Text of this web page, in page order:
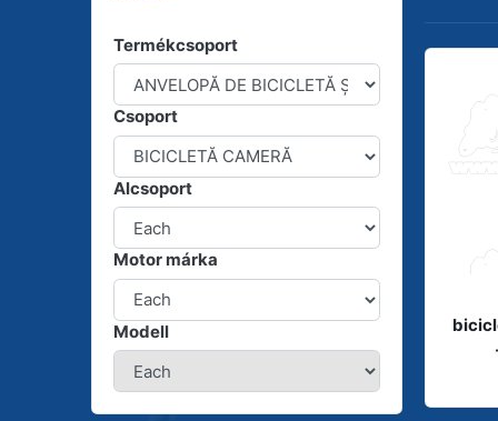
Termékcsoport
Csoport
Alcsoport
Motor márka
Modell